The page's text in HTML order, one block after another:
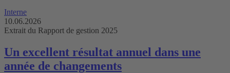
Interne
10.06.2026
Extrait du Rapport de gestion 2025
Un excellent résultat annuel dans une
année de changements